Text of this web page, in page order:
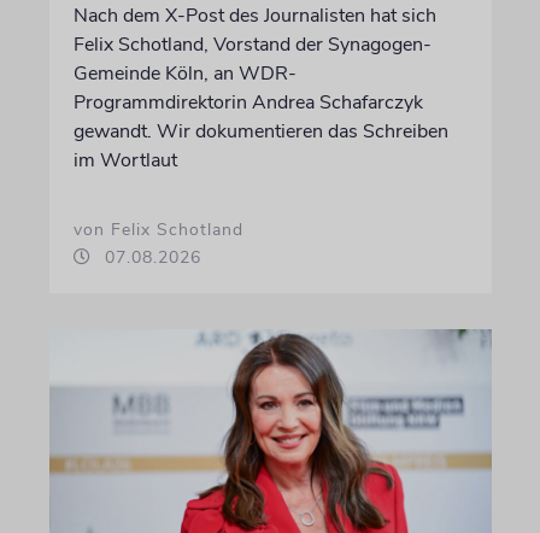
Nach dem X-Post des Journalisten hat sich
Felix Schotland, Vorstand der Synagogen-
Gemeinde Köln, an WDR-
Programmdirektorin Andrea Schafarczyk
gewandt. Wir dokumentieren das Schreiben
im Wortlaut
von Felix Schotland
07.08.2026